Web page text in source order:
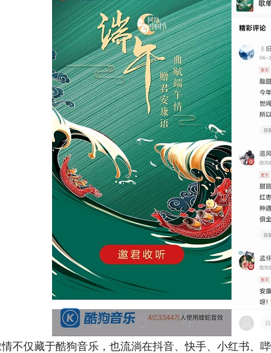
仅藏于酷狗音乐，也流淌在抖音、快手、小红书、哔